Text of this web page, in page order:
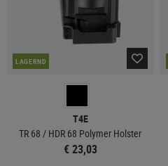
LAGERND
T4E
TR 68 / HDR 68 Polymer Holster
€ 23,03